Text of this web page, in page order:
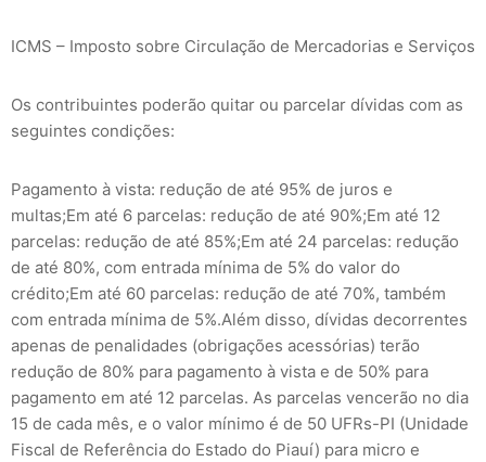
ICMS – Imposto sobre Circulação de Mercadorias e Serviços
Os contribuintes poderão quitar ou parcelar dívidas com as
seguintes condições:
Pagamento à vista: redução de até 95% de juros e
multas;Em até 6 parcelas: redução de até 90%;Em até 12
parcelas: redução de até 85%;Em até 24 parcelas: redução
de até 80%, com entrada mínima de 5% do valor do
crédito;Em até 60 parcelas: redução de até 70%, também
com entrada mínima de 5%.Além disso, dívidas decorrentes
apenas de penalidades (obrigações acessórias) terão
redução de 80% para pagamento à vista e de 50% para
pagamento em até 12 parcelas. As parcelas vencerão no dia
15 de cada mês, e o valor mínimo é de 50 UFRs-PI (Unidade
Fiscal de Referência do Estado do Piauí) para micro e